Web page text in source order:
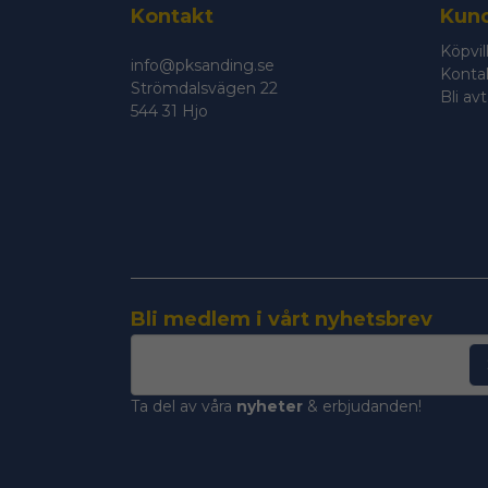
Kontakt
info@pksanding.se
Strömdalsvägen 22
544 31 Hjo
Bli
Bli medlem i vårt nyhetsbrev
Ta del av våra nyheter & erbjudanden!